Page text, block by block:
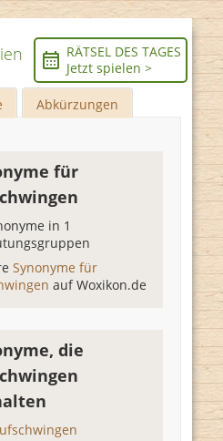
RÄTSEL DES TAGES
Jetzt spielen >
Abkürzungen
für
in 1
Synonyme für
auf Woxikon.de
die